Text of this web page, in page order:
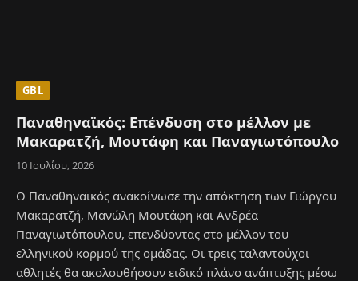
GBL
Παναθηναϊκός: Επένδυση στο μέλλον με
Μακαρατζή, Μουτάφη και Παναγιωτόπουλο
10 Ιουλίου, 2026
Ο Παναθηναϊκός ανακοίνωσε την απόκτηση των Γιώργου
Μακαρατζή, Μανώλη Μουτάφη και Ανδρέα
Παναγιωτόπουλου, επενδύοντας στο μέλλον του
ελληνικού κορμού της ομάδας. Οι τρεις ταλαντούχοι
αθλητές θα ακολουθήσουν ειδικό πλάνο ανάπτυξης μέσω